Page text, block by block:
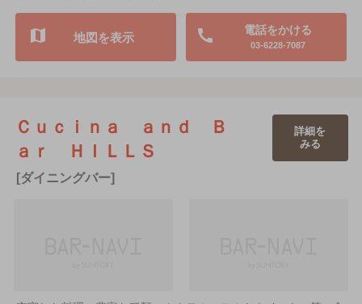
電話をかける
03-6228-7087
地図を表示
Ｃｕｃｉｎａ ａｎｄ Ｂ
ａｒ ＨＩＬＬＳ
[ダイニングバー]
詳細を
みる